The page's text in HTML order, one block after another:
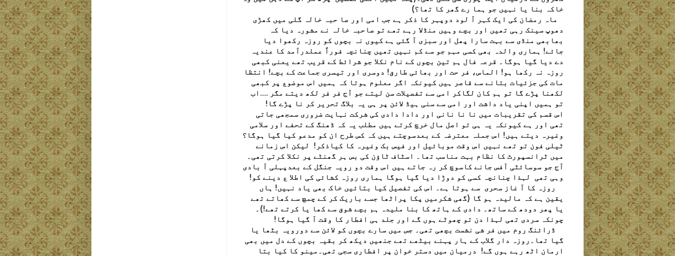
خاکہ بنا یا نہیں جو ہما رے گھر کا تھا؟)
ماہ رمضان کی ایک کہر آ لود دوپہر کا ذکر ہے جب امی اور صا حبہ خالہ گلی میں کھڑی
دھوپ سینک رہی تھیں اور بچے وہیں منڈلا رہے تھے تو صاحبہ خالہ نے مشورہ دیا کہ
بھابھی منڈی سے بہت سارا پھل اور سبزی آ گئی ہے کیوں نہ بچوں کو روزہ رکھوا دیا
جائے! ہماری والدہ بھی کسی مہم جو سے کم نہیں تھیں چنانچہ فوراً عملدرآمد کا عندیہ
دے دیا گیا ہوگا۔ قرعہ فال ہم تین بچوں کے نام نکلا جو شرائط کے قریب تھے یعنی کبھی
روزہ نہ رکھا ہو! الماس، فر حت اور بھائی طارق! دوسری اور تیسری جماعت کے بچے! انتظا
مات کی جزئیات بتانے سے قاصر ہیں کیونکہ اگر معلوم ہوتا کہ ہمیں اس موضوع پر کبھی
لکھنا پڑے گا تو ہم کان لگاکر امی سے تفصیلات سن لیتے جو آج فر فر لکھ دیتے مگر ....اب
تو ہمیں اپنی یاد داشت اور امی سے سنی ہیڈ لائن پر ہی یہ بلاگ تحریر کر نا پڑے گا!
اس قسم کی تقریبات میں نا نا نانی اور دادا دادی کی شرکت نہایت ضروری سمجھی جاتی
تھی اور ہے کیونکہ یہ ہی تو اصل مال خرچ کرتے ہیں مطلب یہ کہ ڈھنگ کے تحفے اور سلامی
وغیرہ دیتے ہیں! اس جملہ معترضہ کے بعدسوچتے ہیں کہ کس طرح ان کو مدعو کیا گیا ہوگا؟
ٹیلی فون تو تھے نہیں اس وقت موبائیل اور فیس بک وغیرہ کا کیاذکر! لیکن اس زمانے
میں ٹرانسپورٹ کا نظام بہت مناسب تھا۔ اسٹاف ٹاؤن کی بس ہر گھنٹے پر نکلا کرتی تھی۔
آج جو سوسائٹی آفس جانے کاسوچ کر رہ جاتے ہیں اس وقت دو رویہ جنگل کے بعدپہلی آ بادی
وہی تھی لہذا چنانچہ کسی کو دوڑا دیا گیا ہوگا ہماری روزہ کشائی کی اطلا ع دینے کو!
روزہ کا آ غاز سحری سے ہوتا ہے۔ اس کی تفصیل کیا بتائیں خاک بھی یاد نہیں! ہاں
یقین ہے کہ مالیدہ ہو گا (گھی شکرمیں پکا پراٹھا جسے باریک کر کے چمچ سے کھاتے تھے
یا پھر دودھ کے ساتھ۔ دادی کے ہاتھ کا بنا ملیدہ ہم بچے شوق سے کھا یا کرتے تھے!)۔
چونکہ سردی تھی لہذا دن تو چھوٹے ہوں گے اور جلد ہی افطار کا وقت آ گیا ہوگا!
ڈرائنگ روم میں فر شی نشست بچھی تھی۔ جس میں سارے بچوں کو لائن سے دورویہ بٹھا یا
گیا تھا۔روزہ دار گلاب کے ہار پہنے بیٹھے تھے جنھیں دیکھ کر بقیہ بچوں کے دل میں بھی
ارمان اٹھ رہے ہوں گے! درمیان میں دستر خوان پر افطاری سجی تھی۔مینو کا کیا بتا